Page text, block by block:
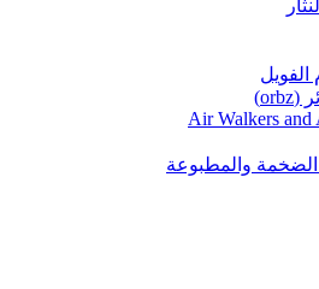
الفويل
Air Walkers
الضخمة والمطبوعة